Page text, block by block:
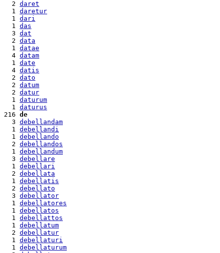
  2
daret
  1
daretur
  1
dari
  1
das
  3
dat
  2
data
  1
datae
  4
datam
  1
date
  4
datis
  2
dato
  2
datum
  2
datur
  1
daturum
  1
daturus
216 de
  3
debellandam
  1
debellandi
  1
debellando
  2
debellandos
  1
debellandum
  3
debellare
  1
debellari
  2
debellata
  1
debellatis
  2
debellato
  3
debellator
  1
debellatores
  1
debellatos
  1
debellattos
  1
debellatum
  2
debellatur
  1
debellaturi
  1
debellaturum